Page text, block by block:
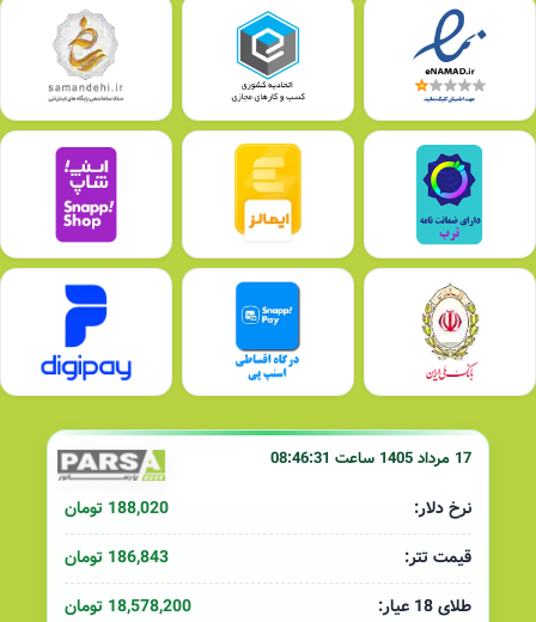
17 مرداد 1405 ساعت 08:46:31
نرخ دلار:
188,020 تومان
قیمت تتر:
186,843 تومان
طلای 18 عیار:
18,578,200 تومان